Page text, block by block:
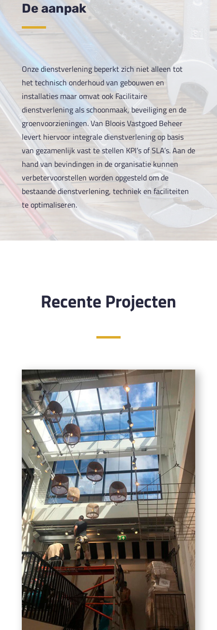
De aanpak
Onze dienstverlening beperkt zich niet alleen tot
het technisch onderhoud van gebouwen en
installaties maar omvat ook Facilitaire
dienstverlening als schoonmaak, beveiliging en de
groenvoorzieningen. Van Bloois Vastgoed Beheer
levert hiervoor integrale dienstverlening op basis
van gezamenlijk vast te stellen KPI’s of SLA’s. Aan de
hand van bevindingen in de organisatie kunnen
verbetervoorstellen worden opgesteld om de
bestaande dienstverlening, techniek en faciliteiten
te optimaliseren.
Recente Projecten